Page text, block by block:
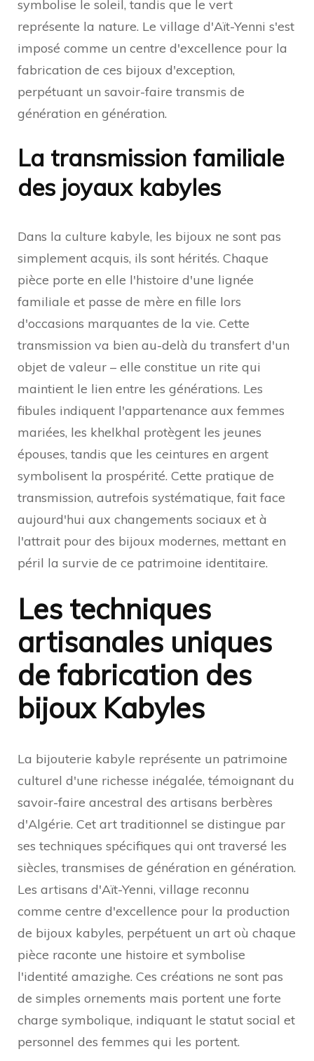
symbolise le soleil, tandis que le vert
représente la nature. Le village d'Aït-Yenni s'est
imposé comme un centre d'excellence pour la
fabrication de ces bijoux d'exception,
perpétuant un savoir-faire transmis de
génération en génération.
La transmission familiale
des joyaux kabyles
Dans la culture kabyle, les bijoux ne sont pas
simplement acquis, ils sont hérités. Chaque
pièce porte en elle l'histoire d'une lignée
familiale et passe de mère en fille lors
d'occasions marquantes de la vie. Cette
transmission va bien au-delà du transfert d'un
objet de valeur – elle constitue un rite qui
maintient le lien entre les générations. Les
fibules indiquent l'appartenance aux femmes
mariées, les khelkhal protègent les jeunes
épouses, tandis que les ceintures en argent
symbolisent la prospérité. Cette pratique de
transmission, autrefois systématique, fait face
aujourd'hui aux changements sociaux et à
l'attrait pour des bijoux modernes, mettant en
péril la survie de ce patrimoine identitaire.
Les techniques
artisanales uniques
de fabrication des
bijoux Kabyles
La bijouterie kabyle représente un patrimoine
culturel d'une richesse inégalée, témoignant du
savoir-faire ancestral des artisans berbères
d'Algérie. Cet art traditionnel se distingue par
ses techniques spécifiques qui ont traversé les
siècles, transmises de génération en génération.
Les artisans d'Aït-Yenni, village reconnu
comme centre d'excellence pour la production
de bijoux kabyles, perpétuent un art où chaque
pièce raconte une histoire et symbolise
l'identité amazighe. Ces créations ne sont pas
de simples ornements mais portent une forte
charge symbolique, indiquant le statut social et
personnel des femmes qui les portent.